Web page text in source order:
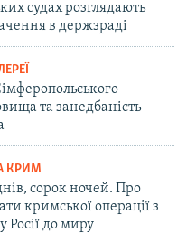
судах розглядають
в держзраді
та занедбаність
КРИМ
сорок ночей. Про
кримської операції з
Росії до миру